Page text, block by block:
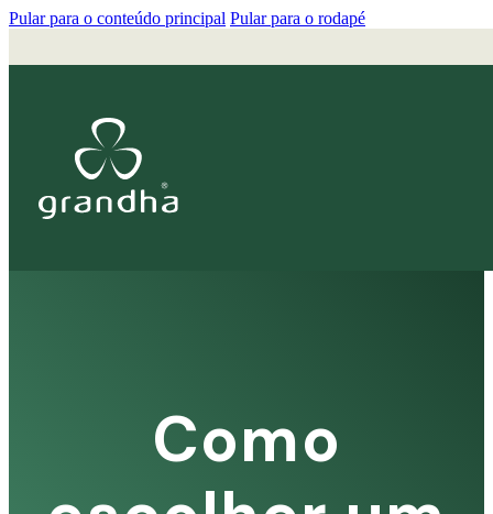
Pular para o conteúdo principal Pular para o rodapé
Como